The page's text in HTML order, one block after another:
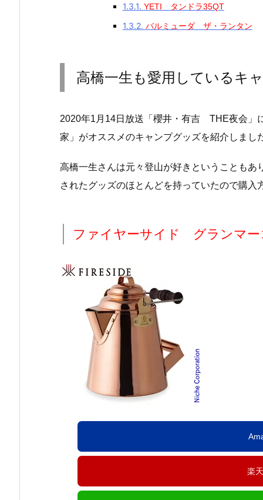
1.3.1. YETI タンドラ35QT
1.3.2. バルミューダ ザ・ランタン
高橋一生も愛用しているキ
2020年1月14日放送「櫻井・有吉 THE夜会」
家」がオススメのキャンプグッズを紹介しまし
高橋一生さんは元々登山が好きということも
されたグッズのほとんどを持っていたので購入
ファイヤーサイド グランマー
楽